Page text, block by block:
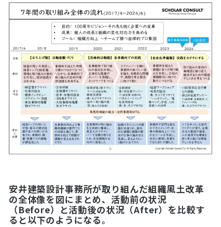
安井建築設計事務所が取り組んだ組織風土改革
の全体像を図にまとめ、活動前の状況
（Before）と活動後の状況（After）を比較す
ると以下のようになる。